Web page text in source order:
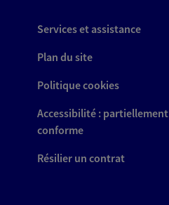
Services et assistance
Plan du site
Politique cookies
Accessibilité : partiellement
conforme
Résilier un contrat